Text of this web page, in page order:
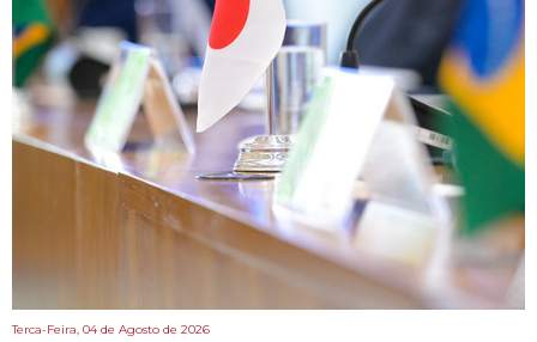
Terca-Feira, 04 de Agosto de 2026